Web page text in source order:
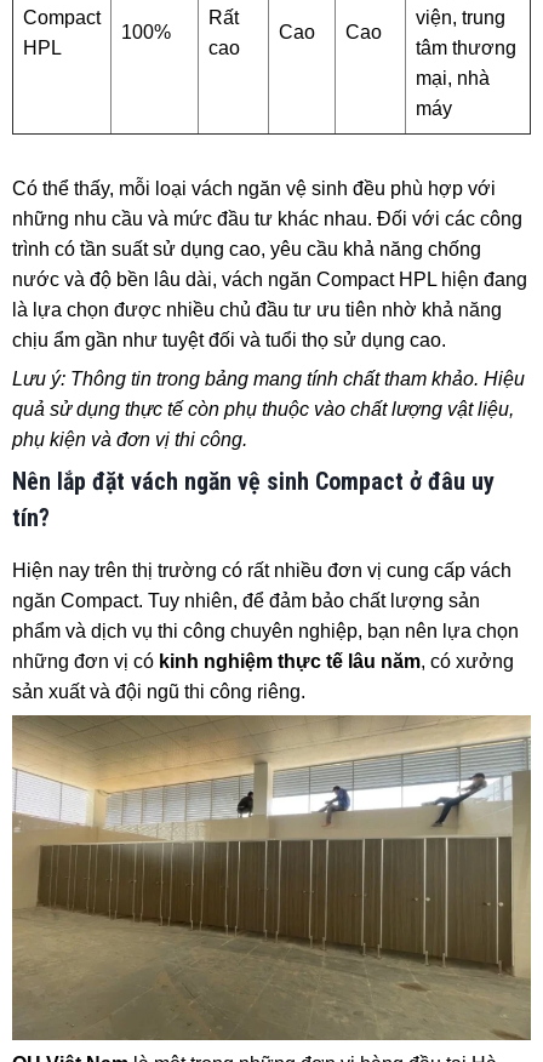
Compact
HPL
100%
Rất
cao
Cao Cao
viện, trung
tâm thương
mại, nhà
máy
Có thể thấy, mỗi loại vách ngăn vệ sinh đều phù hợp với
những nhu cầu và mức đầu tư khác nhau. Đối với các công
trình có tần suất sử dụng cao, yêu cầu khả năng chống
nước và độ bền lâu dài, vách ngăn Compact HPL hiện đang
là lựa chọn được nhiều chủ đầu tư ưu tiên nhờ khả năng
chịu ẩm gần như tuyệt đối và tuổi thọ sử dụng cao.
Lưu ý: Thông tin trong bảng mang tính chất tham khảo. Hiệu
quả sử dụng thực tế còn phụ thuộc vào chất lượng vật liệu,
phụ kiện và đơn vị thi công.
Nên lắp đặt vách ngăn vệ sinh Compact ở đâu uy
tín?
Hiện nay trên thị trường có rất nhiều đơn vị cung cấp vách
ngăn Compact. Tuy nhiên, để đảm bảo chất lượng sản
phẩm và dịch vụ thi công chuyên nghiệp, bạn nên lựa chọn
những đơn vị có kinh nghiệm thực tế lâu năm, có xưởng
sản xuất và đội ngũ thi công riêng.